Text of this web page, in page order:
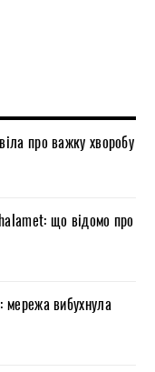
про важку хворобу
що відомо про
мережа вибухнула